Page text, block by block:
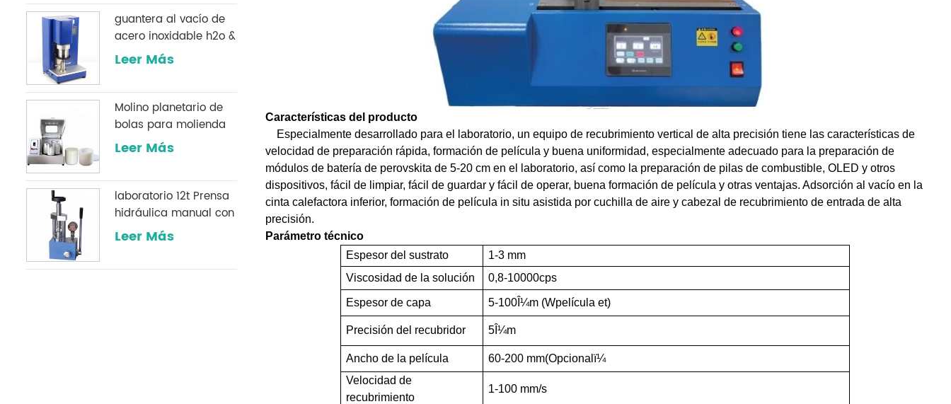
Características del producto
Especialmente desarrollado para el laboratorio, un equipo de recubrimiento vertical de alta precisión tiene las características de
velocidad de preparación rápida, formación de película y buena uniformidad, especialmente adecuado para la preparación de
módulos de batería de perovskita de 5-20 cm en el laboratorio, así como la preparación de pilas de combustible, OLED y otros
dispositivos, fácil de limpiar, fácil de guardar y fácil de operar, buena formación de película y otras ventajas. Adsorción al vacío en la
cinta calefactora inferior, formación de película in situ asistida por cuchilla de aire y cabezal de recubrimiento de entrada de alta
precisión.
Parámetro técnico
Espesor del sustrato
1-3 mm
Viscosidad de la solución
0,8-10000cps
Espesor de capa 5-100Î¼m (Wpelícula et)
Precisión del recubridor 5Î¼m
Ancho de la película 60-200 mm(Opcional ï¼
Velocidad de
recubrimiento
1-100 mm/s
guantera al vacío de
acero inoxidable h2o &
O2 sistema de
Leer Más
Molino planetario de
bolas para molienda
de polvo
Leer Más
laboratorio 12t Prensa
hidráulica manual con
un manómetro digital
utilizado en
Leer Más